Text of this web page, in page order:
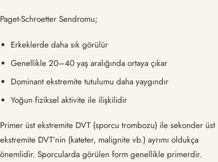
Paget-Schroetter Sendromu;
Erkeklerde daha sık görülür
Genellikle 20–40 yaş aralığında ortaya çıkar
Dominant ekstremite tutulumu daha yaygındır
Yoğun fiziksel aktivite ile ilişkilidir
Primer üst ekstremite DVT (sporcu trombozu) ile sekonder üst
ekstremite DVT’nin (kateter, malignite vb.) ayrımı oldukça
önemlidir. Sporcularda görülen form genellikle primerdir.